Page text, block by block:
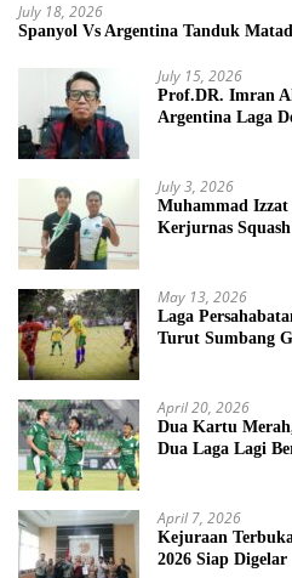
July 18, 2026
Spanyol Vs Argentina Tanduk
July 15, 2026
Prof.DR. Imran
Argentina Laga
July 3, 2026
Muhammad
Kerjurnas Squash
May 13, 2026
Laga
Turut Sumbang
April 20, 2026
Dua Kartu
Dua Laga Lagi
April 7, 2026
Kejuraan
2026 Siap Digelar